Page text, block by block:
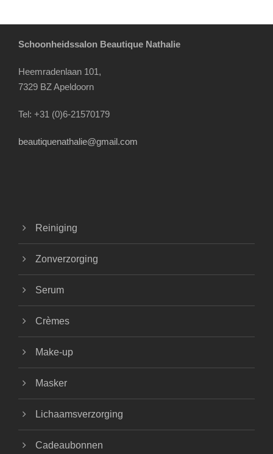
Schoonheidssalon Beautique Nathalie
Heemradenlaan 101,
7329 BZ Apeldoorn
Tel: +31 (0)6-21570179
beautiquenathalie@gmail.com
Reiniging
Zonverzorging
Serum
Crèmes
Make-up
Masker
Lichaamsverzorging
Cadeaubonnen